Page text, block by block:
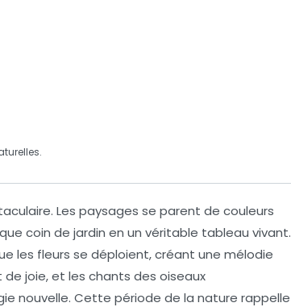
Les paysages se parent de couleurs
coin de jardin en un véritable tableau vivant.
les fleurs se déploient, créant une mélodie
de joie, et les chants des oiseaux
nouvelle. Cette période de la nature rappelle